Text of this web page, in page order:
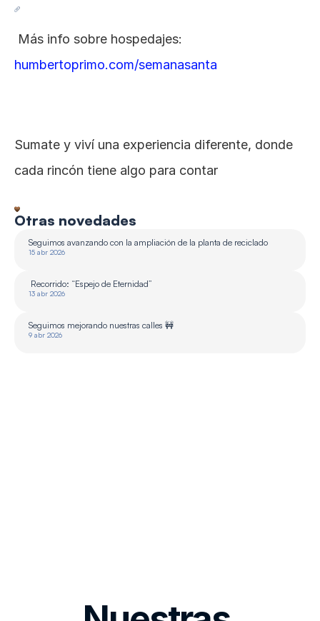
Otras novedades
Seguimos avanzando con la ampliación de la planta de reciclado
15 abr 2026
Recorrido: “Espejo de Eternidad”
13 abr 2026
Seguimos mejorando nuestras calles 🚧
9 abr 2026
humbertoprimo.com/semanasanta
Sumate y viví una experiencia diferente, donde
cada rincón tiene algo para contar